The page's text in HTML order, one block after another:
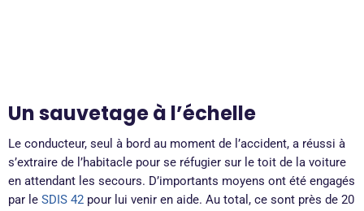
Un sauvetage à l’échelle
Le conducteur, seul à bord au moment de l’accident, a réussi à
s’extraire de l’habitacle pour se réfugier sur le toit de la voiture
en attendant les secours. D’importants moyens ont été engagés
par le SDIS 42 pour lui venir en aide. Au total, ce sont près de 20